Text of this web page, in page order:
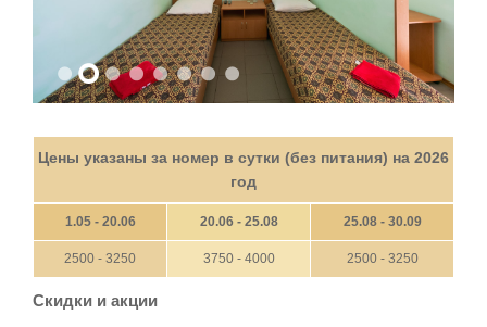
Цены указаны за номер в сутки (без питания) на 2026
год
1.05 - 20.06 20.06 - 25.08 25.08 - 30.09
2500 - 3250 3750 - 4000 2500 - 3250
Скидки и акции